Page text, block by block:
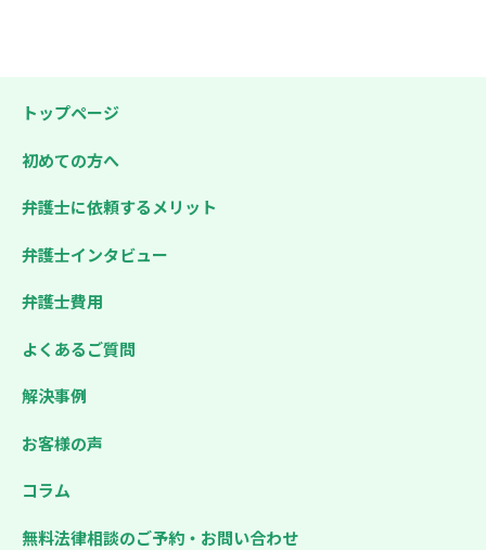
トップページ
初めての方へ
弁護士に依頼するメリット
弁護士インタビュー
弁護士費用
よくあるご質問
解決事例
お客様の声
コラム
無料法律相談のご予約・お問い合わせ